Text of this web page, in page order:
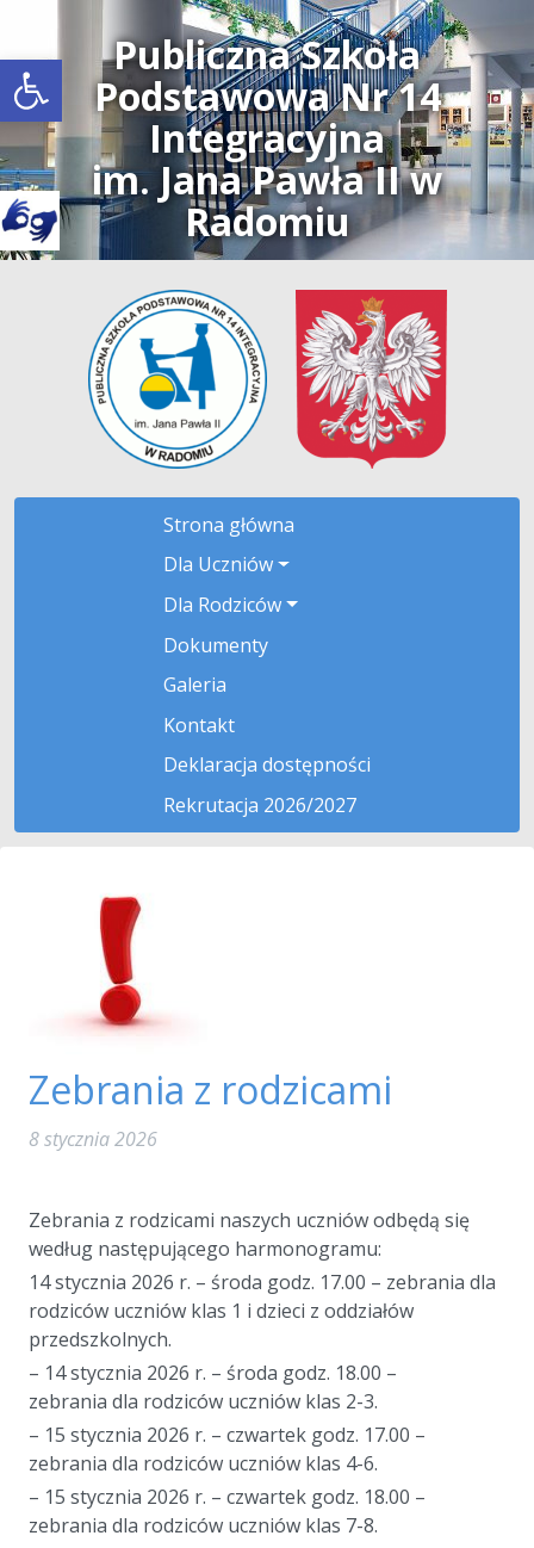
Open toolbar
Publiczna Szkoła
Podstawowa Nr 14
Integracyjna
im. Jana Pawła II w
Radomiu
Strona główna
Dla Uczniów
Dla Rodziców
Dokumenty
Galeria
Kontakt
Deklaracja dostępności
Rekrutacja 2026/2027
Zebrania z rodzicami
8 stycznia 2026
Zebrania z rodzicami naszych uczniów odbędą się
według następującego harmonogramu:
14 stycznia 2026 r. – środa godz. 17.00 – zebrania dla
rodziców uczniów klas 1 i dzieci z oddziałów
przedszkolnych.
– 14 stycznia 2026 r. – środa godz. 18.00 –
zebrania dla rodziców uczniów klas 2-3.
– 15 stycznia 2026 r. – czwartek godz. 17.00 –
zebrania dla rodziców uczniów klas 4-6.
– 15 stycznia 2026 r. – czwartek godz. 18.00 –
zebrania dla rodziców uczniów klas 7-8.